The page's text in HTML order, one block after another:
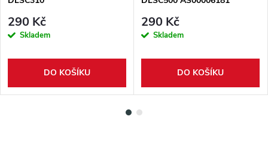
290 Kč
Skladem
DO KOŠÍKU
290 Kč
Skladem
DO KOŠÍKU